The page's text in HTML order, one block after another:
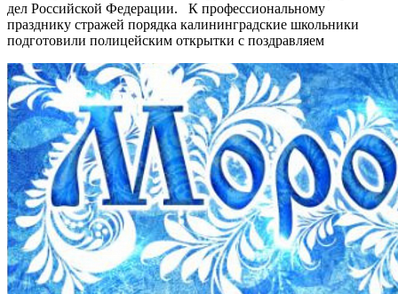
дел Российской Федерации. К профессиональному
празднику стражей порядка калининградские школьники
подготовили полицейским открытки с поздравляем